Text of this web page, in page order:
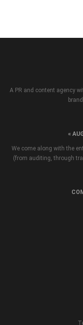
A PR and content agency
«
We come along with the
(from auditing, through